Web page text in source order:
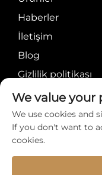
Haberler
İletişim
Blog
Gizlilik politikası
Telif Hakkı ©
International
We value your
We use cookies and
If you don't want to
cookies.